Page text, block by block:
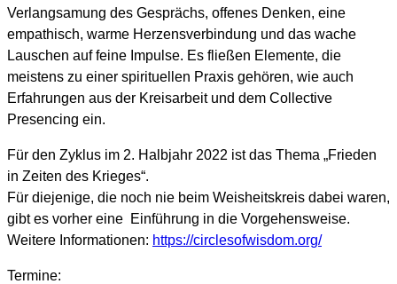
Verlangsamung des Gesprächs, offenes Denken, eine
empathisch, warme Herzensverbindung und das wache
Lauschen auf feine Impulse. Es fließen Elemente, die
meistens zu einer spirituellen Praxis gehören, wie auch
Erfahrungen aus der Kreisarbeit und dem Collective
Presencing ein.
Für den Zyklus im 2. Halbjahr 2022 ist das Thema „Frieden
in Zeiten des Krieges“.
Für diejenige, die noch nie beim Weisheitskreis dabei waren,
gibt es vorher eine Einführung in die Vorgehensweise.
Weitere Informationen: https://circlesofwisdom.org/
Termine: